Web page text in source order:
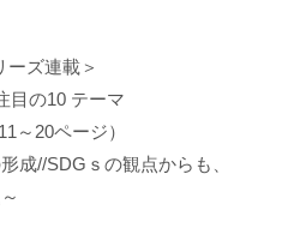
ーズ連載＞
目の10 テーマ
～20ページ）
成//SDGｓの観点からも、